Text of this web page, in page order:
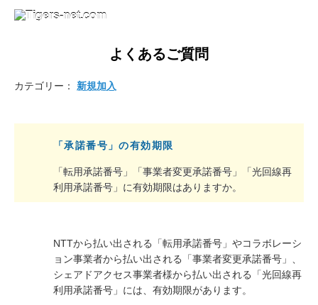
よくあるご質問
「承諾番号」の有効期限
「転用承諾番号」「事業者変更承諾番号」「光回線再
利用承諾番号」に有効期限はありますか。
カテゴリー： 新規加入
NTTから払い出される「転用承諾番号」やコラボレーシ
ョン事業者から払い出される「事業者変更承諾番号」、
シェアドアクセス事業者様から払い出される「光回線再
利用承諾番号」には、有効期限があります。